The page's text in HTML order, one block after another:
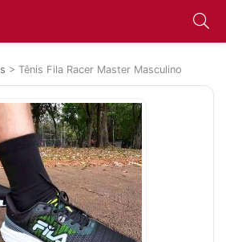
> Tênis Fila Racer Master Masculino